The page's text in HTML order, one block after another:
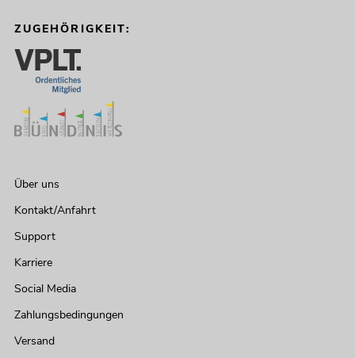
ZUGEHÖRIGKEIT:
Über uns
Kontakt/Anfahrt
Support
Karriere
Social Media
Zahlungsbedingungen
Versand